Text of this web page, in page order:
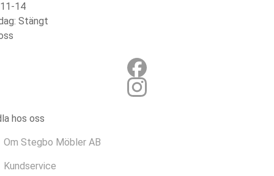
14
Stängt
hos oss
Om Stegbo Möbler AB
Kundservice